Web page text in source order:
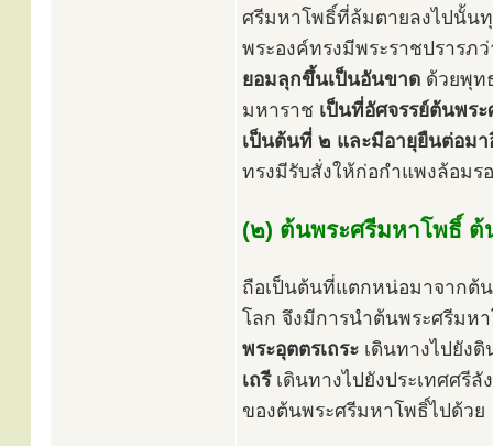
ศรีมหาโพธิ์ที่ล้มตายลงไปนั้น
พระองค์ทรงมีพระราชปรารภ
ยอมลุกขึ้นเป็นอันขาด ด้วยพุท
มหาราช เป็นที่อัศจรรย์ต้นพร
เป็นต้นที่ ๒ และมีอายุยืนต่อม
ทรงมีรับสั่งให้ก่อกำแพงล้อมร
(๒) ต้นพระศรีมหาโพธิ์ ต้
ถือเป็นต้นที่แตกหน่อมาจากต้
โลก จึงมีการนำต้นพระศรีมห
พระอุตตรเถระ เดินทางไปยัง
เถรีเดินทางไปยังประเทศศรี
ของต้นพระศรีมหาโพธิ์ไปด้วย